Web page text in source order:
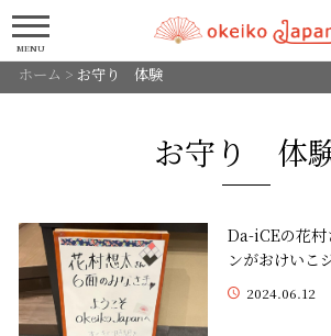
MENU
ホーム > お守り 体験
お守り 体
Da-iCEの花村
ンがおけいこ
2024.06.12